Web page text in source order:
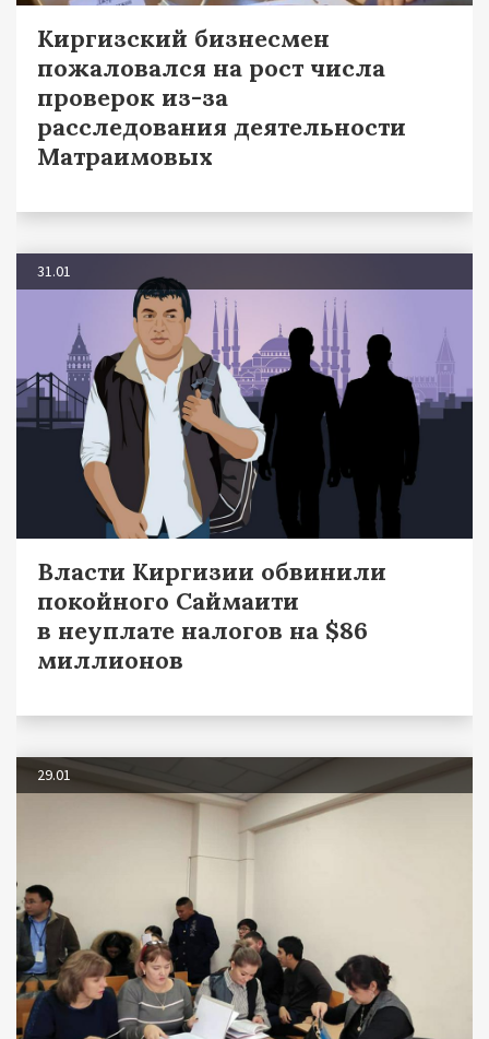
Киргизский бизнесмен
пожаловался на рост числа
проверок из-за
расследования деятельности
Матраимовых
31.01
Власти Киргизии обвинили
покойного Саймаити
в неуплате налогов на $86
миллионов
29.01